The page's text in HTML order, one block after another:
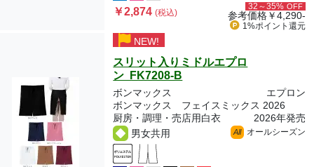
￥2,874(税込)
32～35% OFF
参考価格￥4,290-
1%ポイント 還元
NEW!
スリット入りミドルエプロ
ン FK7208-B
ボンマックス
エプロン
ボンマックス フェイスミックス 2026
厨房・調理・売店用白衣
2026年発売
男女共用
All オールシーズン